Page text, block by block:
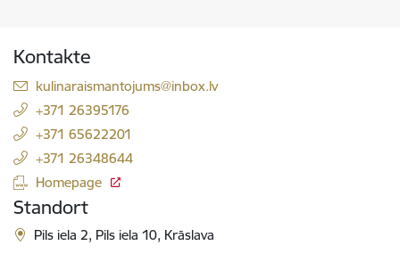
Kontakte
E-Mail:
kulinaraismantojums@inbox.lv
+371 26395176
+371 65622201
+371 26348644
Homepage
Standort
Pils iela 2, Pils iela 10, Krāslava